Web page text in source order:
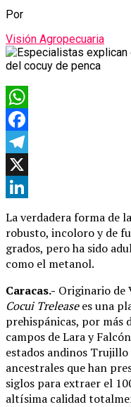
Por
Visión Agropecuaria
WhatsApp
Facebook
Telegram
X
La verdadera forma de
robusto, incoloro y de
grados, pero ha sido
como el metanol.
Caracas.- Originario de
Cocui Treleasees una
prehispánicas, por más
campos de Lara y
estados andinos Trujillo
ancestrales que han
siglos para extraer el
altísima calidad